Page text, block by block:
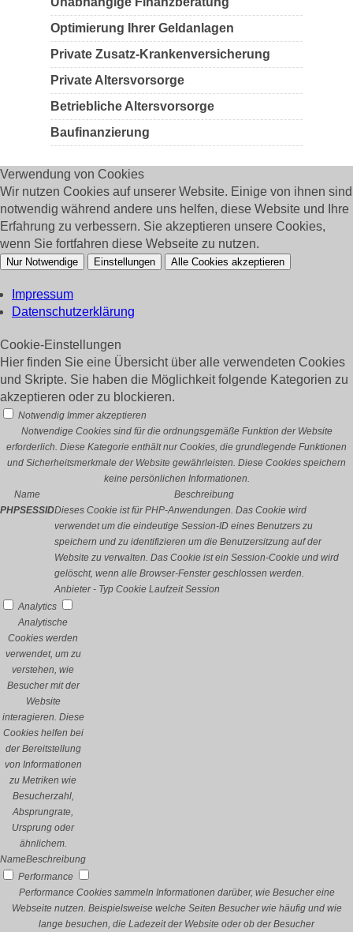
Optimierung Ihrer Geldanlagen
Private Zusatz-Krankenversicherung
Private Altersvorsorge
Betriebliche Altersvorsorge
Baufinanzierung
Verwendung von Cookies
Wir nutzen Cookies auf unserer Website. Einige von ihnen sind
notwendig während andere uns helfen, diese Website und Ihre
Erfahrung zu verbessern. Sie akzeptieren unsere Cookies,
wenn Sie fortfahren diese Webseite zu nutzen.
Nur Notwendige Einstellungen Alle Cookies akzeptieren
Impressum
Datenschutzerklärung
Cookie-Einstellungen
Hier finden Sie eine Übersicht über alle verwendeten Cookies
und Skripte. Sie haben die Möglichkeit folgende Kategorien zu
akzeptieren oder zu blockieren.
Notwendig Immer akzeptieren
Notwendige Cookies sind für die ordnungsgemäße Funktion der Website
erforderlich. Diese Kategorie enthält nur Cookies, die grundlegende Funktionen
und Sicherheitsmerkmale der Website gewährleisten. Diese Cookies speichern
keine persönlichen Informationen.
Name
Beschreibung
PHPSESSIDDieses Cookie ist für PHP-Anwendungen. Das Cookie wird
verwendet um die eindeutige Session-ID eines Benutzers zu
speichern und zu identifizieren um die Benutzersitzung auf der
Website zu verwalten. Das Cookie ist ein Session-Cookie und wird
gelöscht, wenn alle Browser-Fenster geschlossen werden.
Anbieter - Typ Cookie Laufzeit Session
Analytics
Analytische
Cookies werden
verwendet, um zu
verstehen, wie
Besucher mit der
Website
interagieren. Diese
Cookies helfen bei
der Bereitstellung
von Informationen
zu Metriken wie
Besucherzahl,
Absprungrate,
Ursprung oder
ähnlichem.
NameBeschreibung
Performance
Performance Cookies sammeln Informationen darüber, wie Besucher eine
Webseite nutzen. Beispielsweise welche Seiten Besucher wie häufig und wie
lange besuchen, die Ladezeit der Website oder ob der Besucher